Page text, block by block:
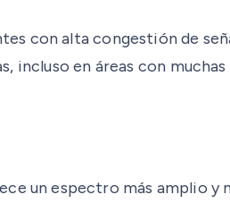
con alta congestión de
incluso en áreas con muchas
un espectro más amplio y